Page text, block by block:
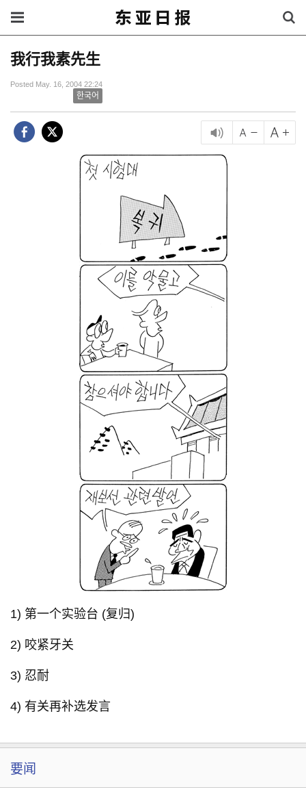
我行我素先生
Posted May. 16, 2004 22:24
한국어
1) 第一个实验台 (复归)
2) 咬紧牙关
3) 忍耐
4) 有关再补选发言
要闻